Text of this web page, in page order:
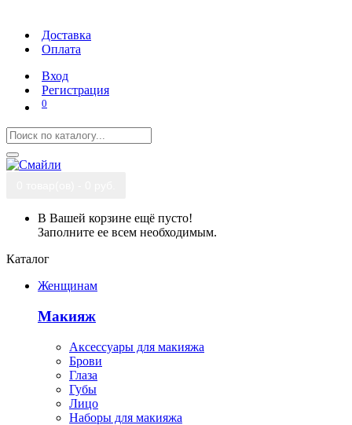
Доставка
Оплата
Вход
Регистрация
0
В Вашей корзине ещё пусто!
Заполните ее всем необходимым.
Каталог
Женщинам
Макияж
Аксессуары для макияжа
Брови
Глаза
Губы
Лицо
Наборы для макияжа